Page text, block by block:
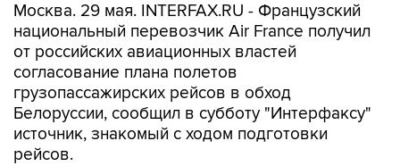
Москва. 29 мая. INTERFAX.RU - Французский
национальный перевозчик Air France получил
от российских авиационных властей
согласование плана полетов
грузопассажирских рейсов в обход
Белоруссии, сообщил в субботу "Интерфаксу"
источник, знакомый с ходом подготовки
рейсов.